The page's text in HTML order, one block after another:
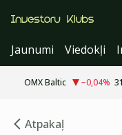
Jaunumi
Viedokļi
OMX Baltic −0,04%
Atpakaļ